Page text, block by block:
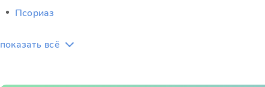
Псориаз
показать всё